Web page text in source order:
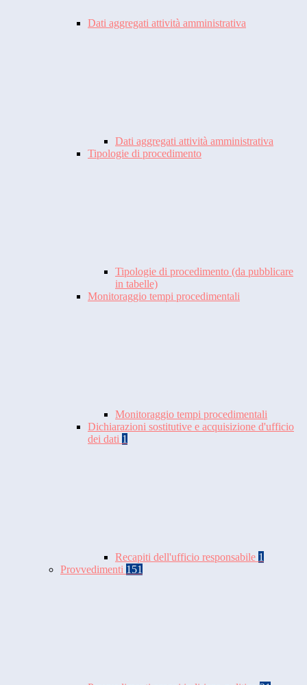
Dati aggregati attività amministrativa
Dati aggregati attività amministrativa
Tipologie di procedimento
Tipologie di procedimento (da pubblicare
in tabelle)
Monitoraggio tempi procedimentali
Monitoraggio tempi procedimentali
Dichiarazioni sostitutive e acquisizione d'ufficio
dei dati 1
Recapiti dell'ufficio responsabile 1
Provvedimenti 151